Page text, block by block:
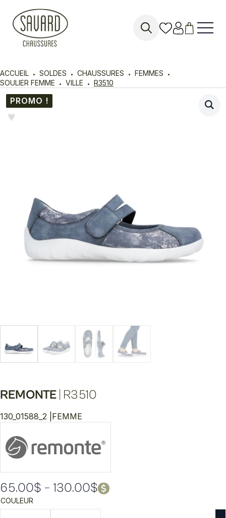
ACCUEIL SOLDES CHAUSSURES
FEMMES
SOULIER FEMME
VILLE R3510
PROMO !
♥︎
REMONTE R3510
130_01588_2 | FEMME
65.00$ – 130.00$
Plage
de
COULEUR